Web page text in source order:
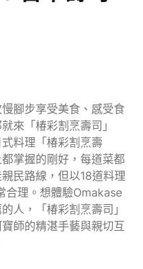
腳步享受美食、感受食
來「椿彩割烹壽司」
料理「椿彩割烹壽
掌握的剛好，每道菜都
民路線，但以18道料理
合理。想體驗Omakase
人，「椿彩割烹壽司」
師的精湛手藝與親切互